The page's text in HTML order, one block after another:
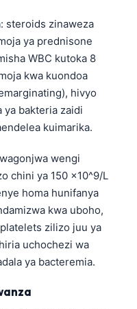
steroids zinaweza
ya prednisone
WBC kutoka 8
kwa kuondoa
hivyo
ya bakteria zaidi
kuimarika.
wengi
chini ya 150 x10^9/L
homa hunifanya
kwa uboho,
zilizo juu ya
uchochezi wa
ya bacteremia.